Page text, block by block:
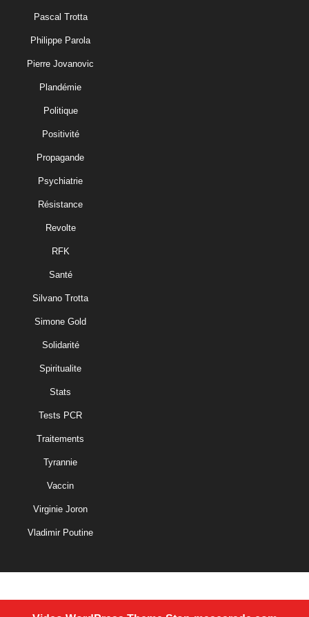
Pascal Trotta
Philippe Parola
Pierre Jovanovic
Plandémie
Politique
Positivité
Propagande
Psychiatrie
Résistance
Revolte
RFK
Santé
Silvano Trotta
Simone Gold
Solidarité
Spiritualite
Stats
Tests PCR
Traitements
Tyrannie
Vaccin
Virginie Joron
Vladimir Poutine